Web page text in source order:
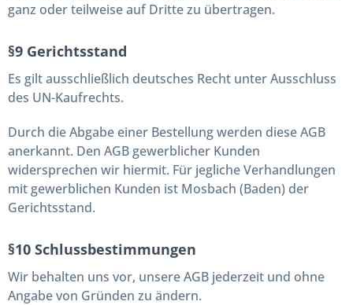
ganz oder teilweise auf Dritte zu übertragen.
§9 Gerichtsstand
Es gilt ausschließlich deutsches Recht unter Ausschluss
des UN-Kaufrechts.
Durch die Abgabe einer Bestellung werden diese AGB
anerkannt. Den AGB gewerblicher Kunden
widersprechen wir hiermit. Für jegliche Verhandlungen
mit gewerblichen Kunden ist Mosbach (Baden) der
Gerichtsstand.
§10 Schlussbestimmungen
Wir behalten uns vor, unsere AGB jederzeit und ohne
Angabe von Gründen zu ändern.